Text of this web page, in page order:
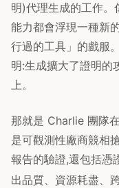
明)代理生成的工作。
能力都會浮現一種新
行過的工具」的戲服
明:生成擴大了證明的
上。
那就是 Charlie 團隊
是可觀測性廠商競相
報告的驗證,還包括憑
出品質、資源耗盡、